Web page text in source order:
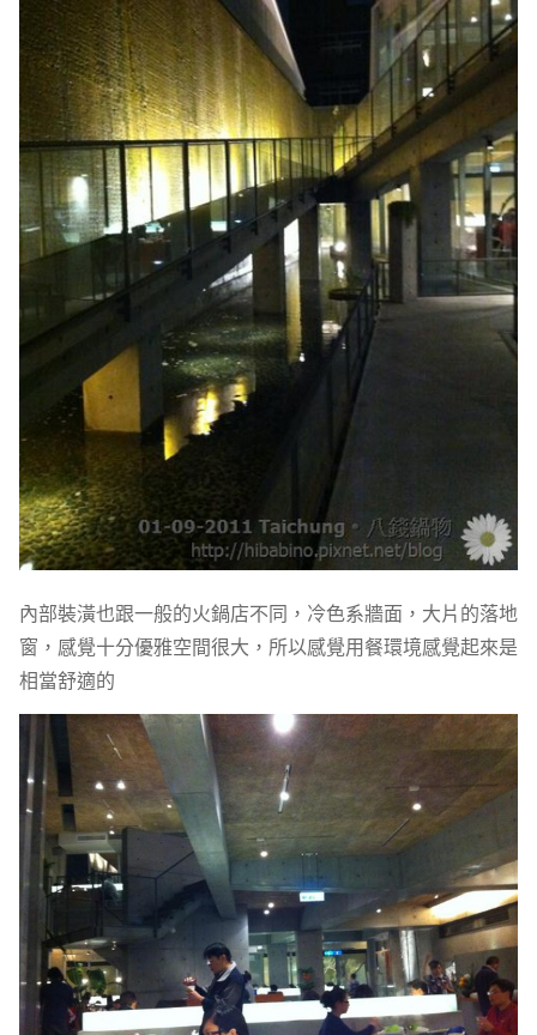
內部裝潢也跟一般的火鍋店不同，冷色系牆面，大片的落地
窗，感覺十分優雅空間很大，所以感覺用餐環境感覺起來是
相當舒適的